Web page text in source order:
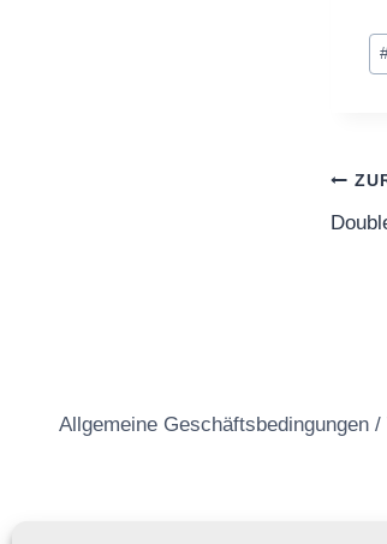
Allgemeine Geschäftsbedingungen